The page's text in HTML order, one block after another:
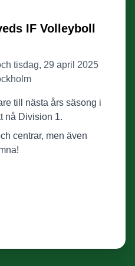
IF Volleyboll
tisdag, 29 april 2025
till nästa års säsong i
nå Division 1.
centrar, men även